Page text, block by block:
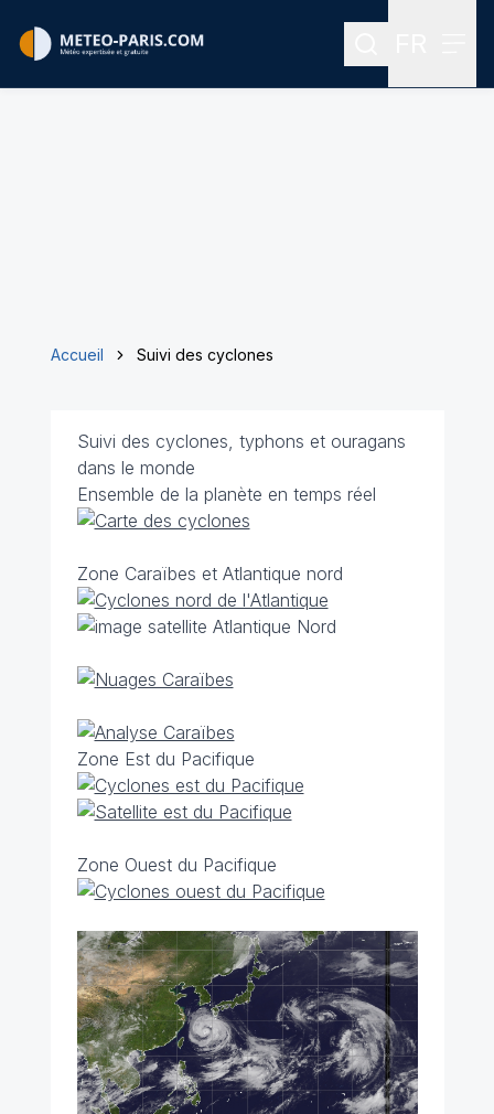
Rechercher
Accueil Suivi des cyclones
Suivi des cyclones, typhons et ouragans
dans le monde
Ensemble de la planète en temps réel
Zone Caraïbes et Atlantique nord
Zone Est du Pacifique
Zone Ouest du Pacifique